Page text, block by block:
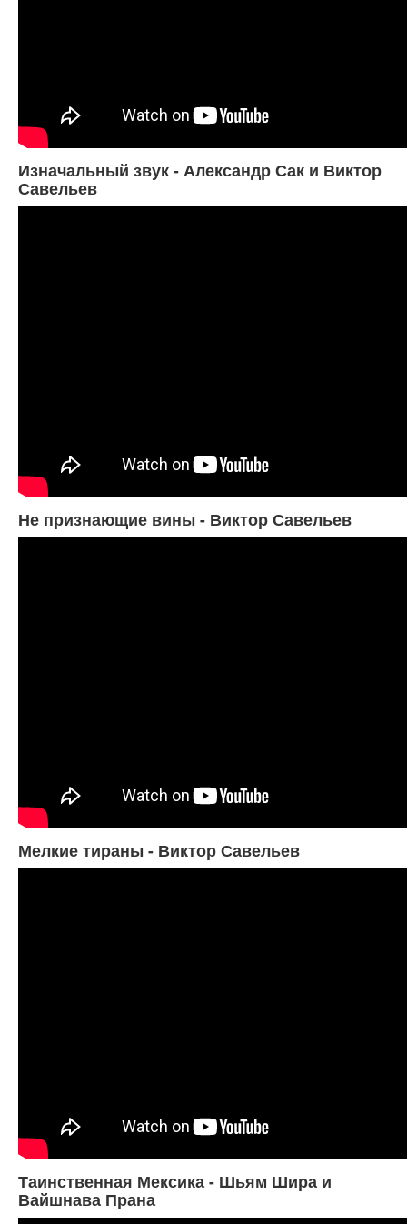
Изначальный звук - Александр Сак и Виктор
Савельев
Не признающие вины - Виктор Савельев
Мелкие тираны - Виктор Савельев
Таинственная Мексика - Шьям Шира и
Вайшнава Прана